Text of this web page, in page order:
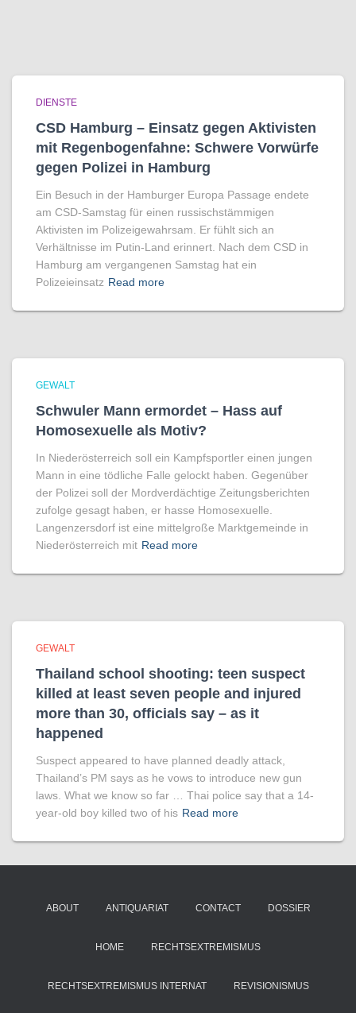
DIENSTE
CSD Hamburg – Einsatz gegen Aktivisten
mit Regenbogen­fahne: Schwere Vorwürfe
gegen Polizei in Hamburg
Ein Besuch in der Hamburger Europa Passage endete
am CSD-Samstag für einen russischstämmigen
Aktivisten im Polizeigewahrsam. Er fühlt sich an
Verhältnisse im Putin-Land erinnert. Nach dem CSD in
Hamburg am vergangenen Samstag hat ein
Polizeieinsatz Read more
GEWALT
Schwuler Mann ermordet – Hass auf
Homo­sexuelle als Motiv?
In Niederösterreich soll ein Kampfsportler einen jungen
Mann in eine tödliche Falle gelockt haben. Gegenüber
der Polizei soll der Mordverdächtige Zeitungsberichten
zufolge gesagt haben, er hasse Homosexuelle.
Langenzersdorf ist eine mittelgroße Marktgemeinde in
Niederösterreich mit Read more
GEWALT
Thailand school shooting: teen suspect
killed at least seven people and injured
more than 30, officials say – as it
happened
Suspect appeared to have planned deadly attack,
Thailand’s PM says as he vows to introduce new gun
laws. What we know so far … Thai police say that a 14-
year-old boy killed two of his Read more
ABOUT ANTIQUARIAT CONTACT DOSSIER
HOME RECHTSEXTREMISMUS
RECHTSEXTREMISMUS INTERNAT REVISIONISMUS